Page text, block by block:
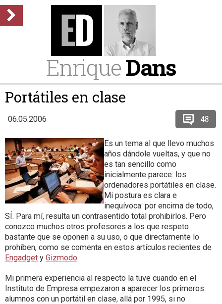
EnriqueDans
Portátiles en clase
06.05.2006 48
Es un tema al que llevo muchos
años dándole vueltas, y que no
es tan sencillo como
inicialmente parece: los
ordenadores portátiles en clase.
Mi postura es clara e
inequívoca: por encima de todo,
SÍ. Para mí, resulta un contrasentido total prohibirlos. Pero
conozco muchos otros profesores a los que respeto
bastante que se oponen a su uso, o que directamente lo
prohíben, como se comenta en estos artículos recientes de
Engadget y Gizmodo.
Mi primera experiencia al respecto la tuve cuando en el
Instituto de Empresa empezaron a aparecer los primeros
alumnos con un portátil en clase, allá por 1995, si no